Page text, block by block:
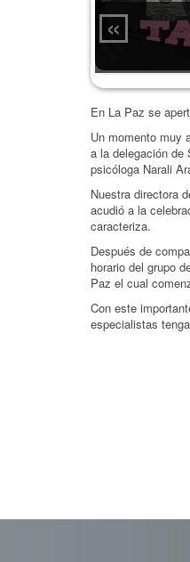
«
En La Paz se
Un momento muy
a la delegación de
psicóloga Narali
Nuestra directora
acudió a la
caracteriza.
Después de
horario del grupo
Paz el cual
Con este
especialistas